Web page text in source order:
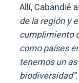
Allí, Cabandié
de la región y
cumplimiento
como países
tenemos un
biodiversidad”.